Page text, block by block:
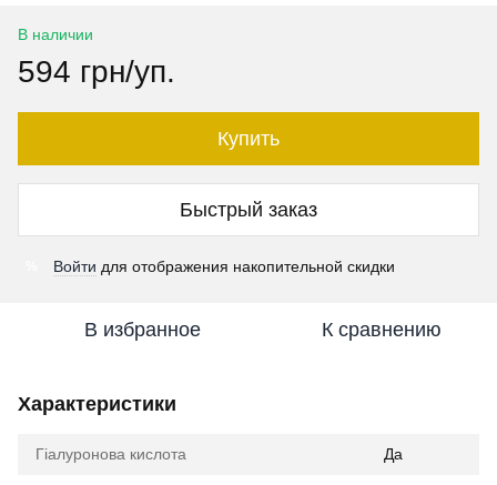
В наличии
594 грн/уп.
Купить
Быстрый заказ
Войти для отображения накопительной скидки
В избранное К сравнению
Характеристики
Гіалуронова кислота Да